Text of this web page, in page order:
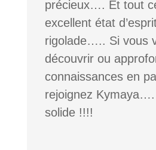
précieux…. Et tout
excellent état
rigolade….. Si vous
découvrir ou
connaissances en
rejoignez Kymaya….
solide !!!!